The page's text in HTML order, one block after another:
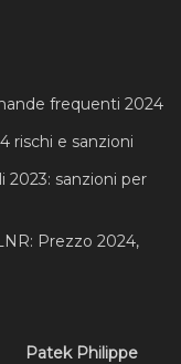
frequenti 2024
rischi e sanzioni
2023: sanzioni per
Prezzo 2024,
Patek Philippe